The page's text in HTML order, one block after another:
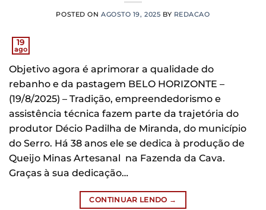
POSTED ONAGOSTO 19, 2025 BY REDACAO
19
ago
Objetivo agora é aprimorar a qualidade do
rebanho e da pastagem BELO HORIZONTE –
(19/8/2025) – Tradição, empreendedorismo e
assistência técnica fazem parte da trajetória do
produtor Décio Padilha de Miranda, do município
do Serro. Há 38 anos ele se dedica à produção de
Queijo Minas Artesanal na Fazenda da Cava.
Graças à sua dedicação…
CONTINUAR LENDO →